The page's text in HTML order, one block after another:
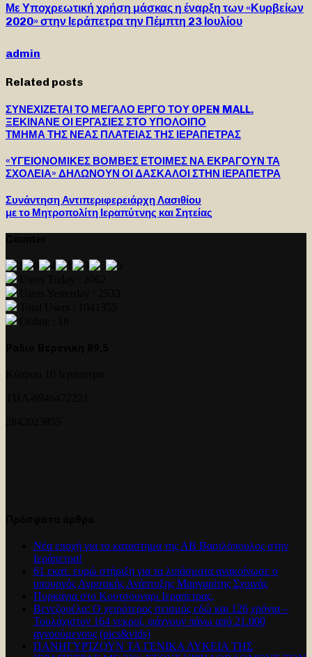
Με Υποχρεωτική χρήση μάσκας η έναρξη των «Κυρβείων
2020» στην Ιεράπετρα την Πέμπτη 23 Ιουλίου
admin
Related posts
ΣΥΝΕΧΙΖΕΤΑΙ ΤΟ ΜΕΓΑΛΟ ΕΡΓΟ ΤΟΥ OPEN MALL.
ΞΕΚΙΝΑΝΕ ΟΙ ΕΡΓΑΣΙΕΣ ΣΤΟ ΥΠΟΛΟΙΠΟ
ΤΜΗΜΑ ΤΗΣ ΝΕΑΣ ΠΛΑΤΕΙΑΣ ΤΗΣ ΙΕΡΑΠΕΤΡΑΣ
«ΥΓΕΙΟΝΟΜΙΚΕΣ ΒΟΜΒΕΣ ΕΤΟΙΜΕΣ ΝΑ ΕΚΡΑΓΟΥΝ ΤΑ
ΣΧΟΛΕΙΑ» ΔΗΛΩΝΟΥΝ ΟΙ ΔΑΣΚΑΛΟΙ ΣΤΗΝ ΙΕΡΑΠΕΤΡΑ
Συνάντηση Αντιπεριφερειάρχη Λασιθίου
με το Μητροπολίτη Ιεραπύτνης και Σητείας
Νέα εποχή για το καταστημα της ΑΒ Βασιλόπουλος στην
Ιεράπετρα!
61 εκατ. ευρώ στήριξη για τα λιπάσματα ανακοίνωσε ο
υπουργός Αγροτικής Ανάπτυξης Μαργαρίτης Σχοινάς
Πυρκαγια στο Κουτσουναρι Ιεραπετρας.
Βενεζουέλα: Ο χειρότερος σεισμός εδώ και 126 χρόνια –
Τουλάχιστον 164 νεκροί, ψάχνουν πάνω από 21.000
αγνοούμενους (pics&vids)
ΠΑΝΗΓΥΡΊΖΟΥΝ ΤΑ ΓΕΝΙΚΑ ΛΥΚΕΙΑ ΤΗΣ